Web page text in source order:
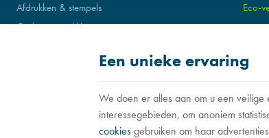
Afdrukken & stempels
Cadeauverpakkingen
Eco-
Les papeteries NIAS | Ondernemingsnr : 0451.251.126 |
Gebruiksvoorwaarden van de website |Cookies |
Een unieke ervaring
We doen er alles aan om u een
interessegebieden, om anoniem
cookiesgebruiken om haar